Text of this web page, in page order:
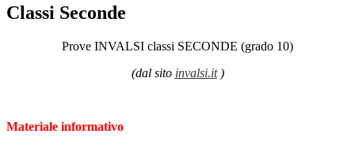
Classi Seconde
Prove INVALSI classi SECONDE (grado 10)
(dal sito invalsi.it)
Materiale informativo